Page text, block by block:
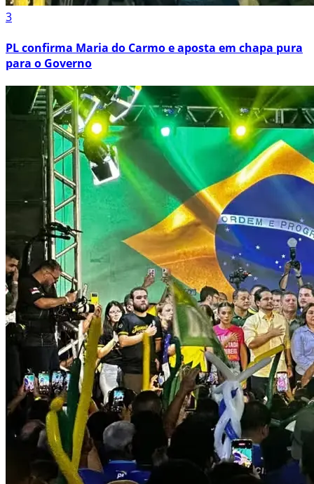
3
PL confirma Maria do Carmo e aposta em chapa pura
para o Governo